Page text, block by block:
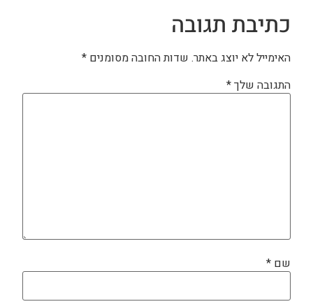
כתיבת תגובה
האימייל לא יוצג באתר. שדות החובה מסומנים *
התגובה שלך*
שם *